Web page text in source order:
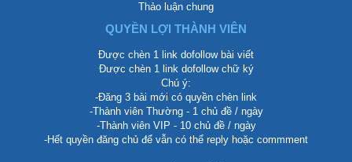
Thảo luận chung
QUYỀN LỢI THÀNH VIÊN
Được chèn 1 link dofollow bài viết
Được chèn 1 link dofollow chữ ký
Chú ý:
-Đăng 3 bài mới có quyền chèn link
-Thành viên Thường - 1 chủ đề / ngày
-Thành viên VIP - 10 chủ đề / ngày
-Hết quyền đăng chủ để vẫn có thể reply hoặc commment